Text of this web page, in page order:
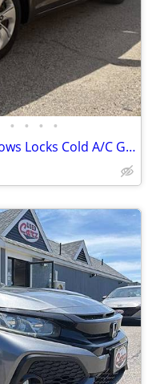
• • • •
2014 Honda Civic LX Power Windows Locks Cold A/C Great on Gas Clean